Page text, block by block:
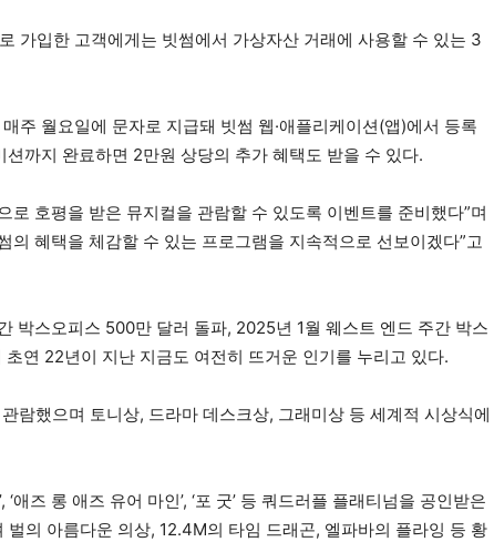
가입한 고객에게는 빗썸에서 가상자산 거래에 사용할 수 있는 3
주 월요일에 문자로 지급돼 빗썸 웹·애플리케이션(앱)에서 등록
까지 완료하면 2만원 상당의 추가 혜택도 받을 수 있다.
로 호평을 받은 뮤지컬을 관람할 수 있도록 이벤트를 준비했다”며
의 혜택을 체감할 수 있는 프로그램을 지속적으로 선보이겠다”고
박스오피스 500만 달러 돌파, 2025년 1월 웨스트 엔드 주간 박스
연 22년이 지난 지금도 여전히 뜨거운 인기를 누리고 있다.
람했으며 토니상, 드라마 데스크상, 그래미상 등 세계적 시상식에
‘애즈 롱 애즈 유어 마인’, ‘포 굿’ 등 쿼드러플 플래티넘을 공인받은
의 아름다운 의상, 12.4M의 타임 드래곤, 엘파바의 플라잉 등 황